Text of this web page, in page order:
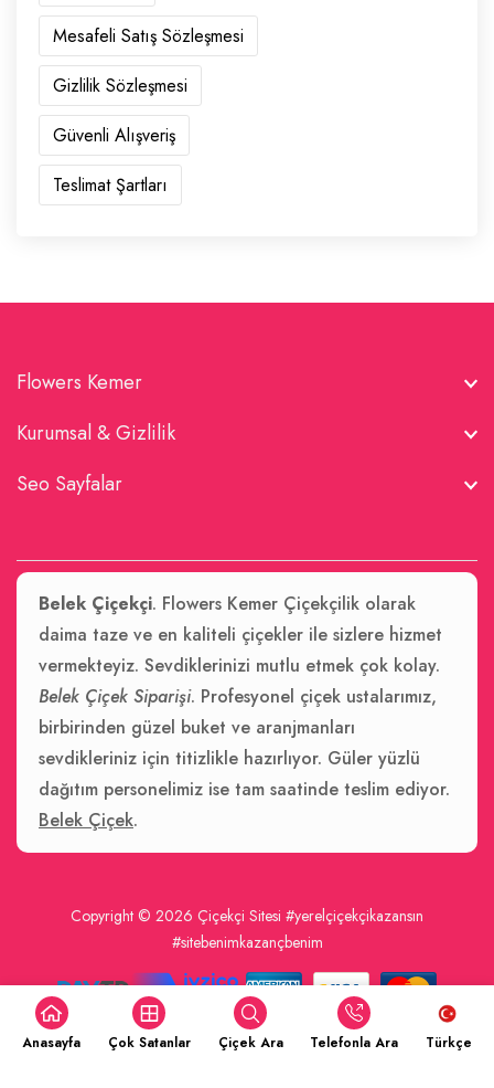
Anasayfa Çok Satanlar Çiçek Ara Telefonla Ara Türkçe
Mesafeli Satış Sözleşmesi
Gizlilik Sözleşmesi
Güvenli Alışveriş
Teslimat Şartları
Flowers Kemer
Kurumsal & Gizlilik
Seo Sayfalar
Belek Çiçekçi. Flowers Kemer Çiçekçilik olarak
daima taze ve en kaliteli çiçekler ile sizlere hizmet
vermekteyiz. Sevdiklerinizi mutlu etmek çok kolay.
Belek Çiçek Siparişi. Profesyonel çiçek ustalarımız,
birbirinden güzel buket ve aranjmanları
sevdikleriniz için titizlikle hazırlıyor. Güler yüzlü
dağıtım personelimiz ise tam saatinde teslim ediyor.
Belek Çiçek.
Copyright © 2026 Çiçekçi Sitesi #yerelçiçekçikazansın
#sitebenimkazançbenim